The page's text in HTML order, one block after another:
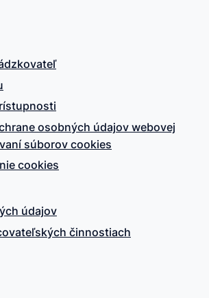
osobných údajov webovej
súborov cookies
cookies
údajov
činnostiach